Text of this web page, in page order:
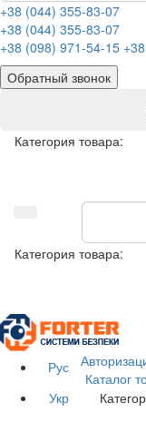
+38 (044) 355-83-07
+38 (044) 355-83-07
+38 (098) 971-54-15
Обратный звонок
Категория товара:
Категория товара:
Рус
Укр
Каталог